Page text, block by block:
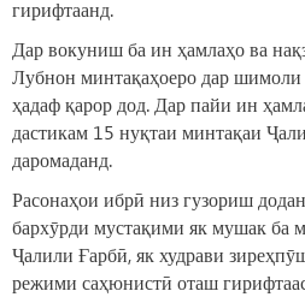
гирифтаанд.
Дар вокуниш ба ин ҳамлаҳо ва
Лубнон минтақаҳоеро дар
ҳадаф қарор дод. Дар пайи ин
дастикам 15 нуқтаи минтақаи
даромаданд.
Расонаҳои ибрӣ низ гузориш
бархӯрди мустақими як мушак ба
Ҷалили Ғарбӣ, як худрави
режими саҳюнистӣ оташ